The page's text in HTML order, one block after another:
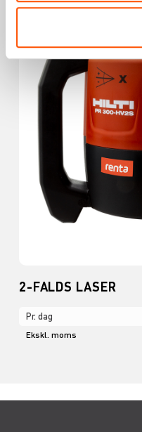
2-FALDS LASER
Pr. dag
Ekskl. moms